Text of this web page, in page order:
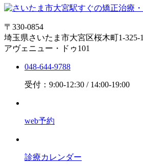
〒330-0854
埼玉県さいたま市大宮区桜木町1-325-1
アヴェニュー・ドゥ101
048-644-9788
受付：9:00-12:30 / 14:00-19:00
web予約
診療カレンダー